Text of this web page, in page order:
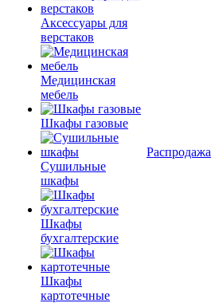
Аксессуары для
верстаков
Медицинская
мебель
Шкафы газовые
Сушильные
шкафы
Шкафы
бухгалтерские
Шкафы
картотечные
Распродажа